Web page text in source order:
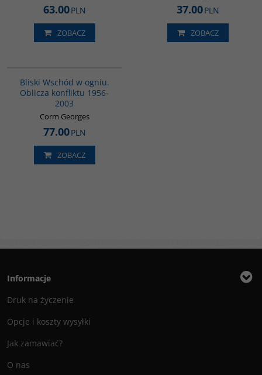
63.00PLN
ZOBACZ
37.00PLN
ZOBACZ
Bliski Wschód w ogniu.
Oblicza konfliktu 1956-
2003
Corm Georges
77.00PLN
ZOBACZ
Informacje
Druk na życzenie
Opcje i koszty wysyłki
Jak zamawiać?
O nas